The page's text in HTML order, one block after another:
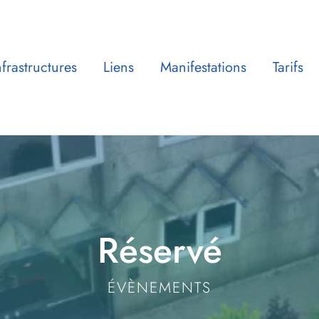
Liens Manifestations Tarifs
Réservé
ÉVÈNEMENTS